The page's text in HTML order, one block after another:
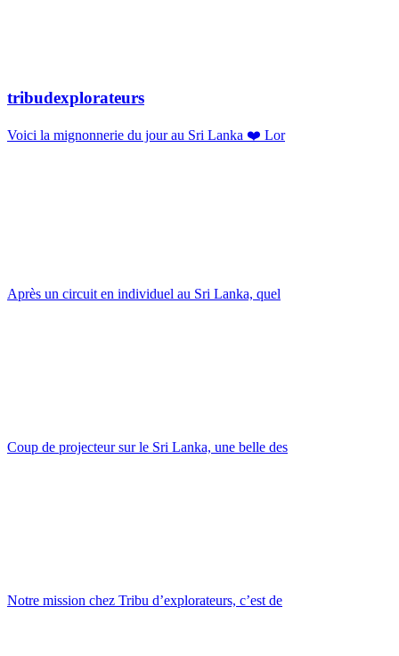
tribudexplorateurs
Voici la mignonnerie du jour au Sri Lanka ❤️ Lor
Après un circuit en individuel au Sri Lanka, quel
Coup de projecteur sur le Sri Lanka, une belle des
Notre mission chez Tribu d’explorateurs, c’est de